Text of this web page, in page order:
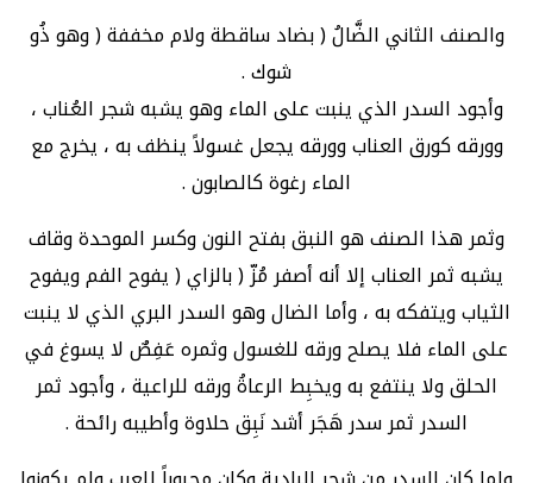
والصنف الثاني الضَّالُ ( بضاد ساقطة ولام مخففة ( وهو ذُو
شوك .
وأجود السدر الذي ينبت على الماء وهو يشبه شجر العُناب ،
وورقه كورق العناب وورقه يجعل غسولاً ينظف به ، يخرج مع
الماء رغوة كالصابون .
وثمر هذا الصنف هو النبق بفتح النون وكسر الموحدة وقاف
يشبه ثمر العناب إلا أنه أصفر مُزّ ( بالزاي ( يفوح الفم ويفوح
الثياب ويتفكه به ، وأما الضال وهو السدر البري الذي لا ينبت
على الماء فلا يصلح ورقه للغسول وثمره عَفِصٌ لا يسوغ في
الحلق ولا ينتفع به ويخبِط الرعاةُ ورقه للراعية ، وأجود ثمر
السدر ثمر سدر هَجَر أشد نَبِق حلاوة وأطيبه رائحة .